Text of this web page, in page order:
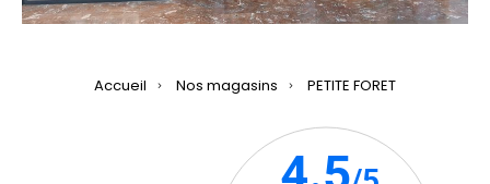
Accueil Nos magasins PETITE FORET